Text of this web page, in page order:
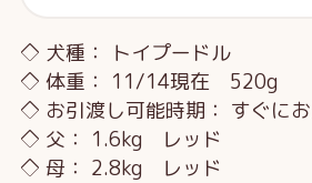
◇ 犬種： トイプードル
◇ 体重： 11/14現在 520g
◇ お引渡し可能時期： すぐに
◇ 父： 1.6kg レッド
◇ 母： 2.8kg レッド